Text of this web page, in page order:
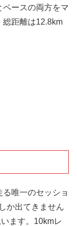
ースの両方をマ
総距離は12.8km
唯一のセッショ
か出てきません
ます。10kmレ